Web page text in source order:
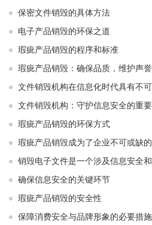
保密文件销毁的具体方法
电子产品销毁的环保之道
瑕疵产品销毁的程序和标准
瑕疵产品销毁：确保品质，维护声誉
文件销毁机构在信息化时代具有不
文件销毁机构：守护信息安全的重
瑕疵产品销毁的环保方式
瑕疵产品销毁成为了企业不可或缺
销毁电子文件是一个涉及信息安全
确保信息安全的关键环节
瑕疵产品销毁的安全性
保障消费安全与品牌形象的必要措施